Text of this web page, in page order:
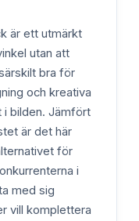
är ett utmärkt
utan att
bra för
och kreativa
i bilden. Jämfört
är det här
för
i
med sig
vill komplettera